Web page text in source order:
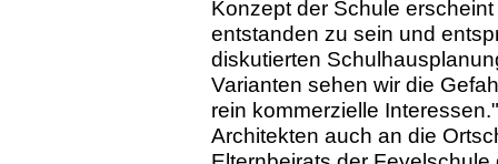
Konzept der Schule
entstanden zu sein und
diskutierten
Varianten sehen wir die
rein kommerzielle
Architekten auch an die